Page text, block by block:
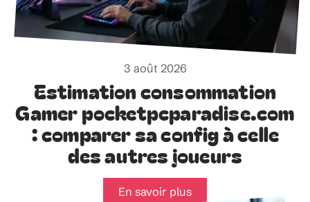
3 août 2026
Estimation consommation
Gamer pocketpcparadise.com
: comparer sa config à celle
des autres joueurs
En savoir plus